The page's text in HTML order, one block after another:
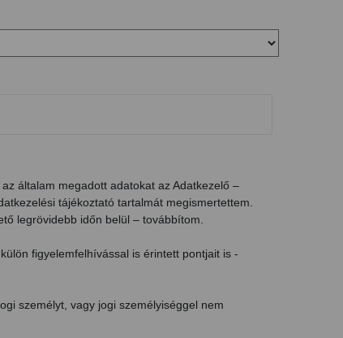
általam megadott adatokat az Adatkezelő –
tájékoztató tartalmát megismertettem.
legrövidebb időn belül – továbbítom.
figyelemfelhívással is érintett pontjait is -
személyt, vagy jogi személyiséggel nem